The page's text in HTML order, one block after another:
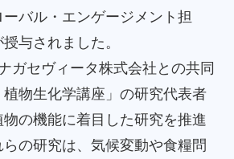
バル・エンゲージメント担
与されました。
ガセヴィータ株式会社との共同
物生化学講座」の研究代表者
の機能に着目した研究を推進
らの研究は、気候変動や食糧問